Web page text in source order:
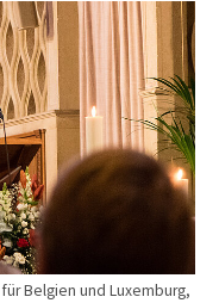
Belgien und Luxemburg,